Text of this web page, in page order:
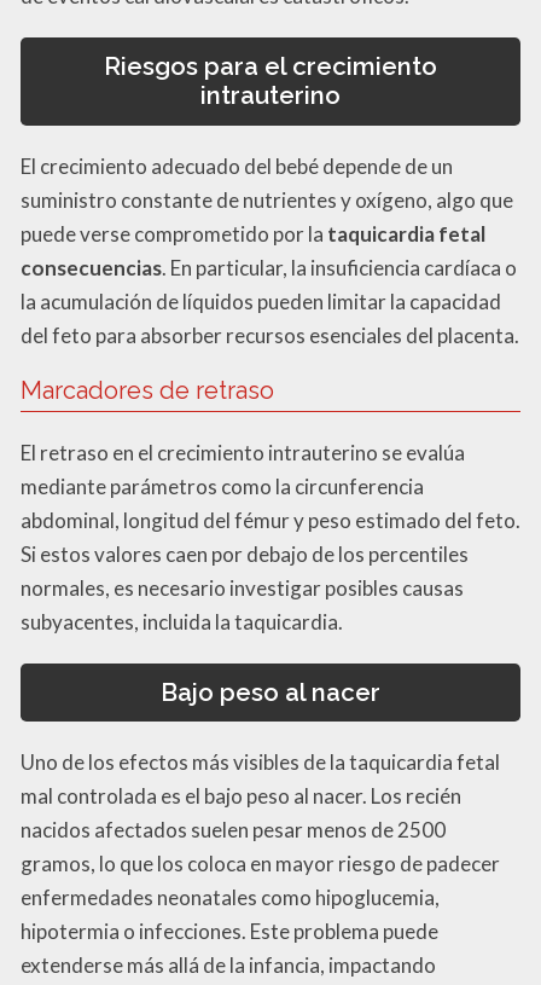
Riesgos para el crecimiento
intrauterino
El crecimiento adecuado del bebé depende de un
suministro constante de nutrientes y oxígeno, algo que
puede verse comprometido por la taquicardia fetal
consecuencias. En particular, la insuficiencia cardíaca o
la acumulación de líquidos pueden limitar la capacidad
del feto para absorber recursos esenciales del placenta.
Marcadores de retraso
El retraso en el crecimiento intrauterino se evalúa
mediante parámetros como la circunferencia
abdominal, longitud del fémur y peso estimado del feto.
Si estos valores caen por debajo de los percentiles
normales, es necesario investigar posibles causas
subyacentes, incluida la taquicardia.
Bajo peso al nacer
Uno de los efectos más visibles de la taquicardia fetal
mal controlada es el bajo peso al nacer. Los recién
nacidos afectados suelen pesar menos de 2500
gramos, lo que los coloca en mayor riesgo de padecer
enfermedades neonatales como hipoglucemia,
hipotermia o infecciones. Este problema puede
extenderse más allá de la infancia, impactando